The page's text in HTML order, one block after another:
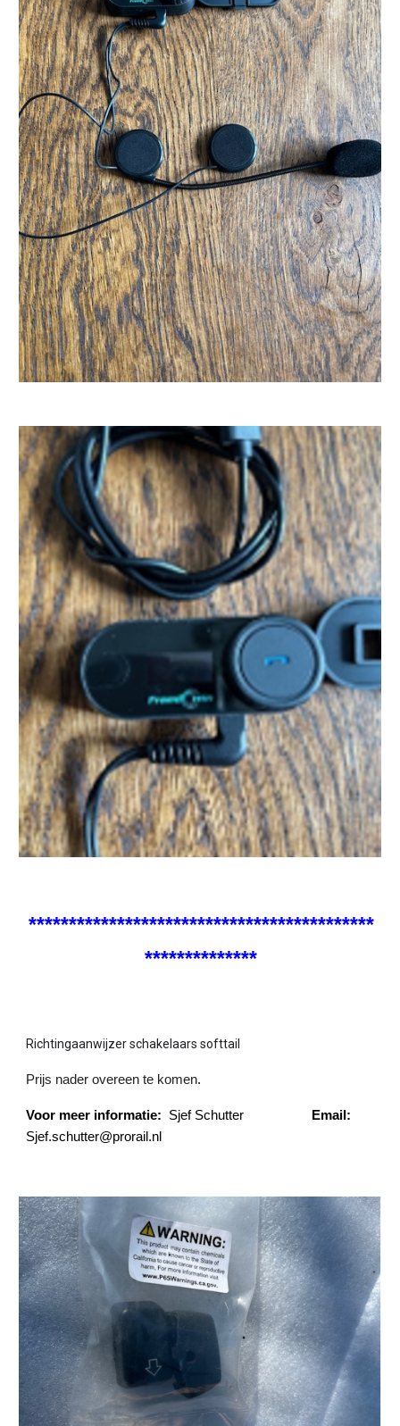
*******************************************
**************
Richtingaanwijzer schakelaars softtail
Prijs nader overeen te komen.
Voor meer informatie: Sjef Schutter
Email:
Sjef.schutter@prorail.nl